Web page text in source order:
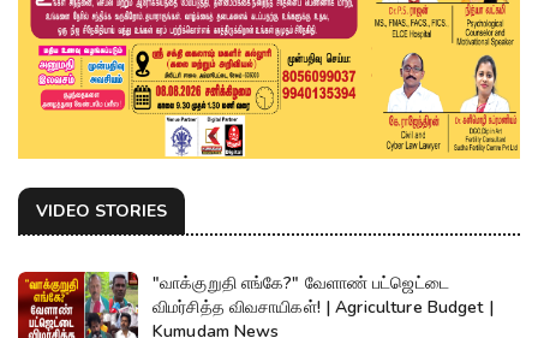
VIDEO STORIES
"வாக்குறுதி எங்கே?" வேளாண் பட்ஜெட்டை
விமர்சித்த விவசாயிகள்! | Agriculture Budget |
Kumudam News